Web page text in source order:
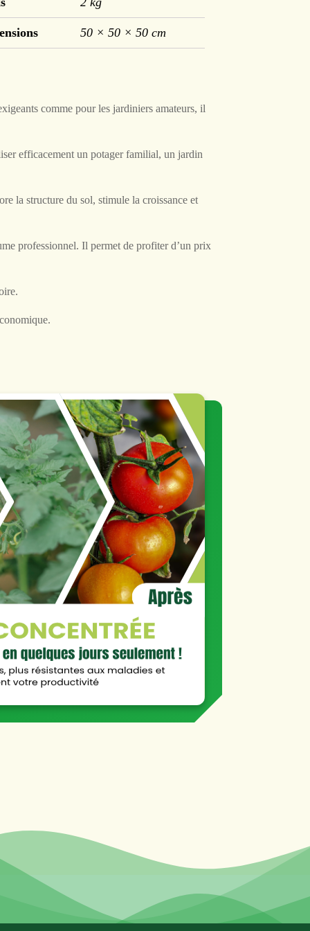
50 × 50 × 50 cm
comme pour les jardiniers amateurs, il
efficacement un potager familial, un jardin
la structure du sol, stimule la croissance et
professionnel. Il permet de profiter d’un prix